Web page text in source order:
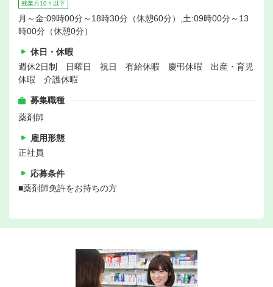
残業月10ｈ以下
月～金:09時00分～18時30分（休憩60分）,土:09時00分～13
時00分（休憩0分）
休日・休暇
週休2日制 日曜日 祝日 有給休暇 慶弔休暇 出産・育児
休暇 介護休暇
募集職種
薬剤師
雇用形態
正社員
応募条件
■薬剤師免許をお持ちの方